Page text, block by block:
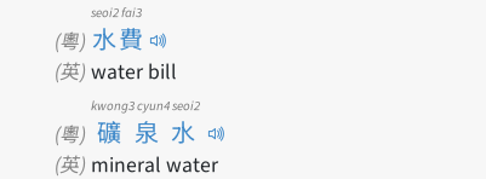
(粵) 水費
seoi2 fai3
(英) water bill
(粵) 礦泉水
kwong3 cyun4 seoi2
(英) mineral water